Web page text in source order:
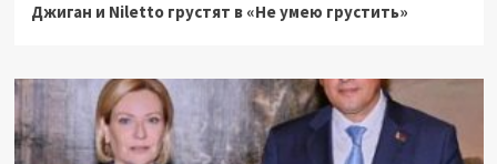
Джиган и Niletto грустят в «Не умею грустить»